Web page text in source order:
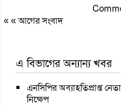
« «আগের সংবাদ
এ বিভাগের অন্যান্য খবর
এনসিপির অব্যাহতিপ্রাপ্ত
নিক্ষেপ